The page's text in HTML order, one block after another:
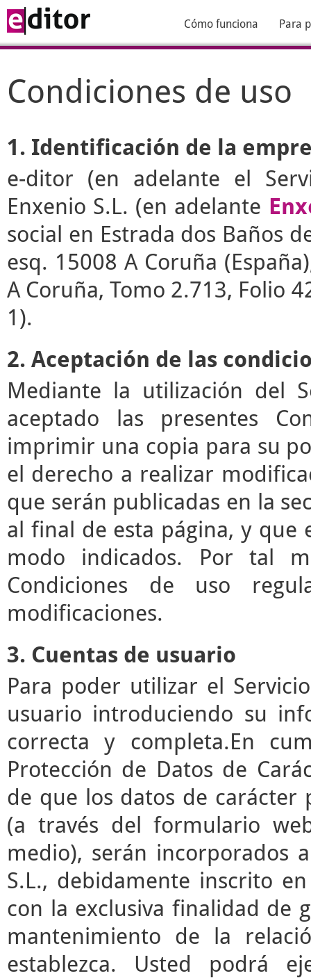
Cómo funciona Para
Condiciones de uso
1. Identificación de la
e-ditor (en adelante el
Enxenio S.L. (en adelante
social en Estrada dos Baños
esq. 15008 A Coruña
A Coruña, Tomo 2.713, Folio
1).
2. Aceptación de las
Mediante la utilización del
aceptado las presentes
imprimir una copia para su
el derecho a realizar
que serán publicadas en la
al final de esta página, y que
modo indicados. Por tal
Condiciones de uso
modificaciones.
3. Cuentas de usuario
Para poder utilizar el
usuario introduciendo su
correcta y completa.En
Protección de Datos de
de que los datos de carácter
(a través del formulario
medio), serán incorporados
S.L., debidamente inscrito
con la exclusiva finalidad de
mantenimiento de la
establezca. Usted podrá